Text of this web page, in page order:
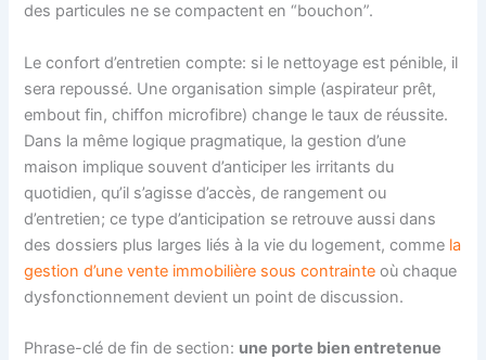
des particules ne se compactent en “bouchon”.
Le confort d’entretien compte: si le nettoyage est pénible, il
sera repoussé. Une organisation simple (aspirateur prêt,
embout fin, chiffon microfibre) change le taux de réussite.
Dans la même logique pragmatique, la gestion d’une
maison implique souvent d’anticiper les irritants du
quotidien, qu’il s’agisse d’accès, de rangement ou
d’entretien; ce type d’anticipation se retrouve aussi dans
des dossiers plus larges liés à la vie du logement, comme la
gestion d’une vente immobilière sous contrainte où chaque
dysfonctionnement devient un point de discussion.
Phrase-clé de fin de section: une porte bien entretenue